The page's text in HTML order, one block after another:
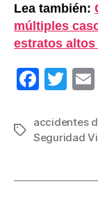
Lea también:
múltiples
estratos altos
F
c
e
T
tt
er
Etiquetas
accidentes
Seguridad